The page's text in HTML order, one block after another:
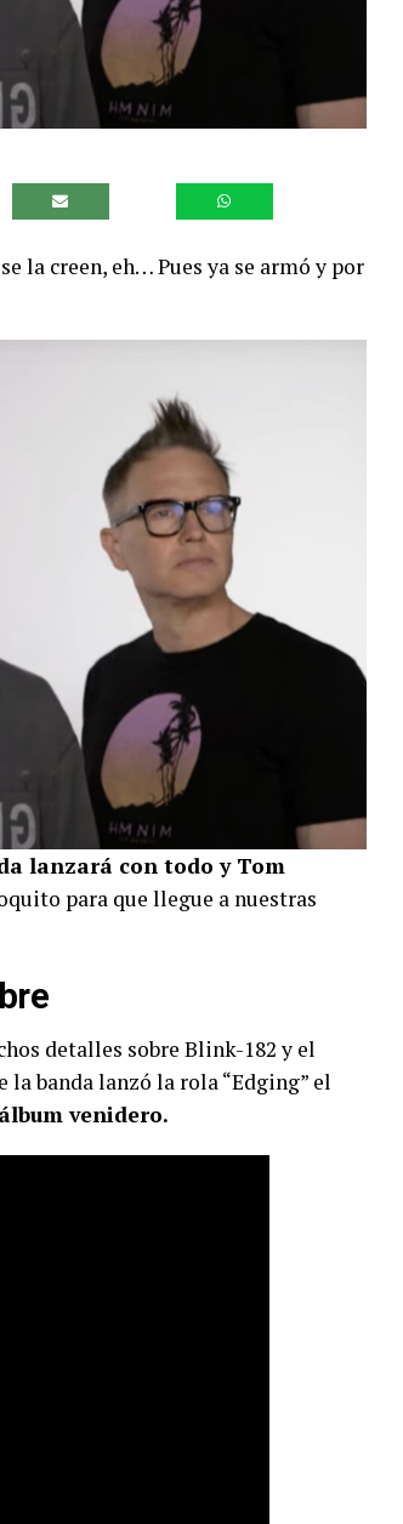
la creen, eh… Pues ya se armó y por
lanzará con todo y Tom
para que llegue a nuestras
detalles sobre Blink-182 y el
la banda lanzó la rola “Edging” el
venidero.